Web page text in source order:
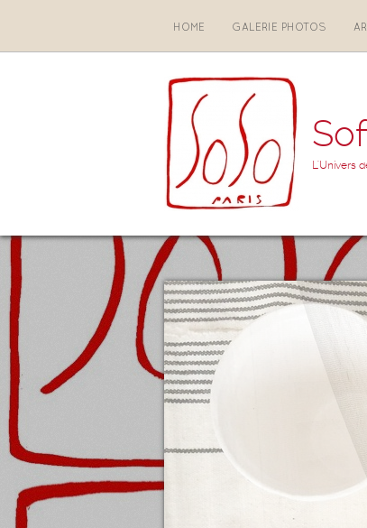
L'Univers
HOME GALERIE PHOTOS